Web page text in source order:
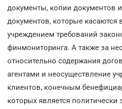
документы, копии документов
документов, которые касаются
учреждением требований
финмониторинга. А также за
относительно содержания
агентами и неосуществление
клиентов, конечным
которых является